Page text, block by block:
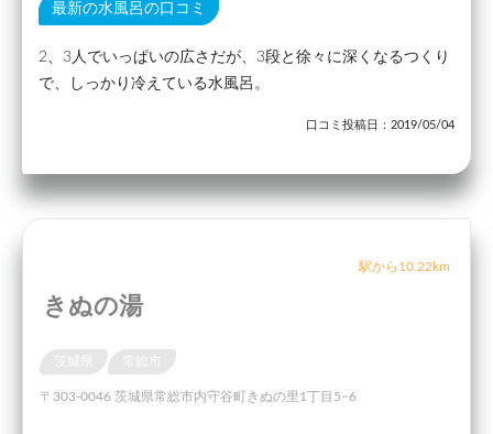
最新の水風呂の口コミ
2、3人でいっぱいの広さだが、3段と徐々に深くなるつくり
で、しっかり冷えている水風呂。
口コミ投稿日：2019/05/04
駅から10.22km
きぬの湯
〒303-0046 茨城県常総市内守谷町きぬの里1丁目5−6